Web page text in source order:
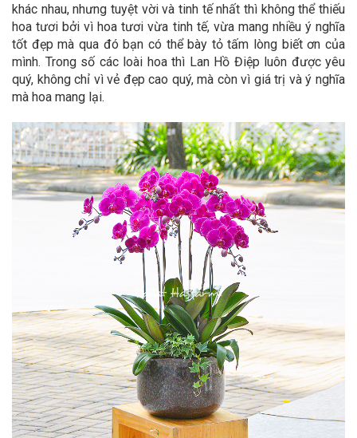
khác nhau, nhưng tuyệt vời và tinh tế nhất thì không thể thiếu
hoa tươi bởi vì hoa tươi vừa tinh tế, vừa mang nhiều ý nghĩa
tốt đẹp mà qua đó bạn có thể bày tỏ tấm lòng biết ơn của
mình. Trong số các loài hoa thì Lan Hồ Điệp luôn được yêu
quý, không chỉ vì vẻ đẹp cao quý, mà còn vì giá trị và ý nghĩa
mà hoa mang lại.